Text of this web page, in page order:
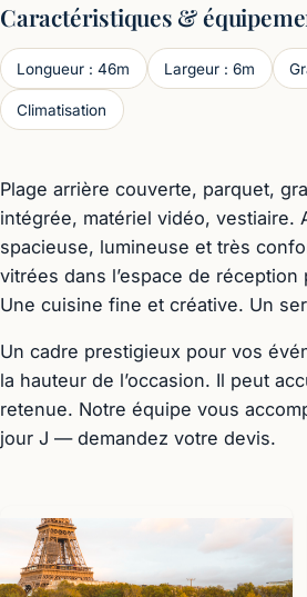
Caractéristiques &
Longueur : 46m Largeur : 6m
Climatisation
Plage arrière couverte, parquet,
intégrée, matériel vidéo, vestiaire.
spacieuse, lumineuse et très
vitrées dans l’espace de
Une cuisine fine et créative. Un
Un cadre prestigieux pour vos
la hauteur de l’occasion. Il peut
retenue. Notre équipe vous
jour J — demandez votre devis.